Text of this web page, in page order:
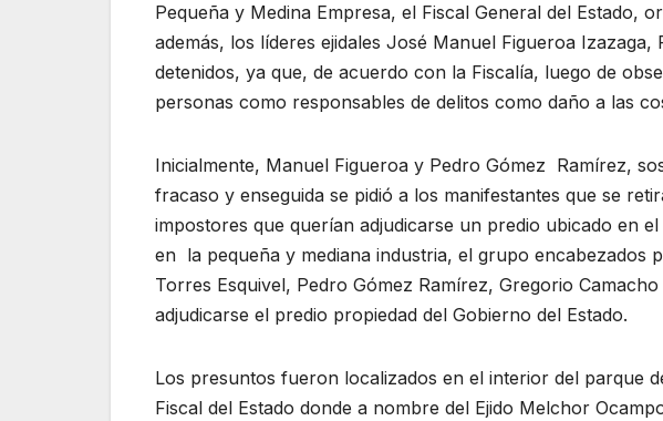
Pequeña y Medina Empresa, el Fiscal General del Estado,
además, los líderes ejidales José Manuel Figueroa
detenidos, ya que, de acuerdo con la Fiscalía, luego de
personas como responsables de delitos como daño a las
Inicialmente, Manuel Figueroa y Pedro Gómez Ramírez,
fracaso y enseguida se pidió a los manifestantes que se
impostores que querían adjudicarse un predio ubicado en
en la pequeña y mediana industria, el grupo encabezados
Torres Esquivel, Pedro Gómez Ramírez, Gregorio
adjudicarse el predio propiedad del Gobierno del Estado.
Los presuntos fueron localizados en el interior del parque
Fiscal del Estado donde a nombre del Ejido Melchor